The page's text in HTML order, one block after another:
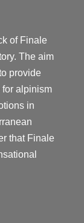
of Finale
The aim
provide
alpinism
in
that Finale